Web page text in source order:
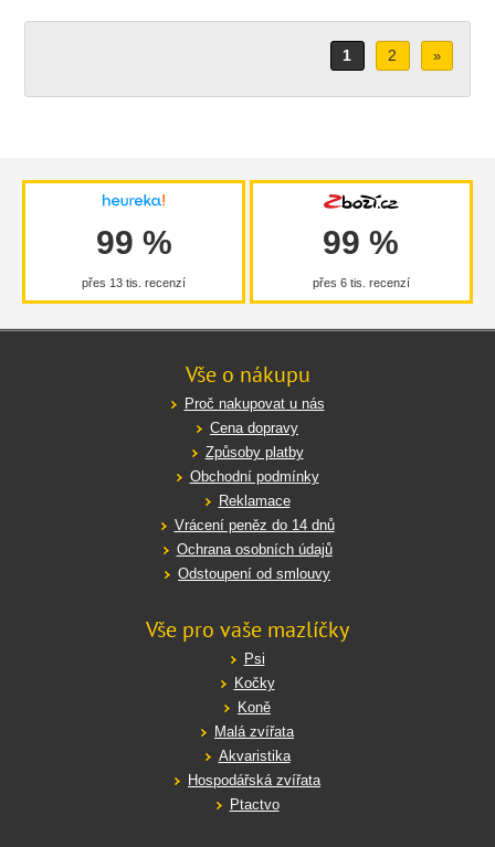
1 2 »
99 %
přes 13 tis. recenzí
99 %
přes 6 tis. recenzí
Vše o nákupu
Proč nakupovat u nás
Cena dopravy
Způsoby platby
Obchodní podmínky
Reklamace
Vrácení peněz do 14 dnů
Ochrana osobních údajů
Odstoupení od smlouvy
Vše pro vaše mazlíčky
Psi
Kočky
Koně
Malá zvířata
Akvaristika
Hospodářská zvířata
Ptactvo